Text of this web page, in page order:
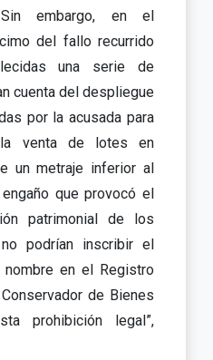
embargo, en el
del fallo recurrido
una serie de
cuenta del despliegue
por la acusada para
venta de lotes en
un metraje inferior al
que provocó el
patrimonial de los
podrían inscribir el
en el Registro
de Bienes
prohibición legal”,